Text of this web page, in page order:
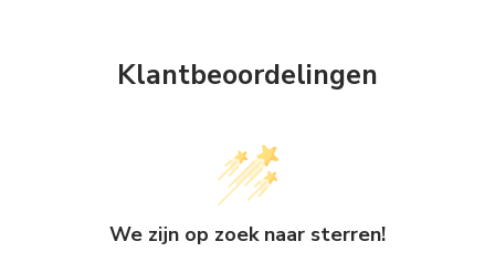
Klantbeoordelingen
We zijn op zoek naar sterren!